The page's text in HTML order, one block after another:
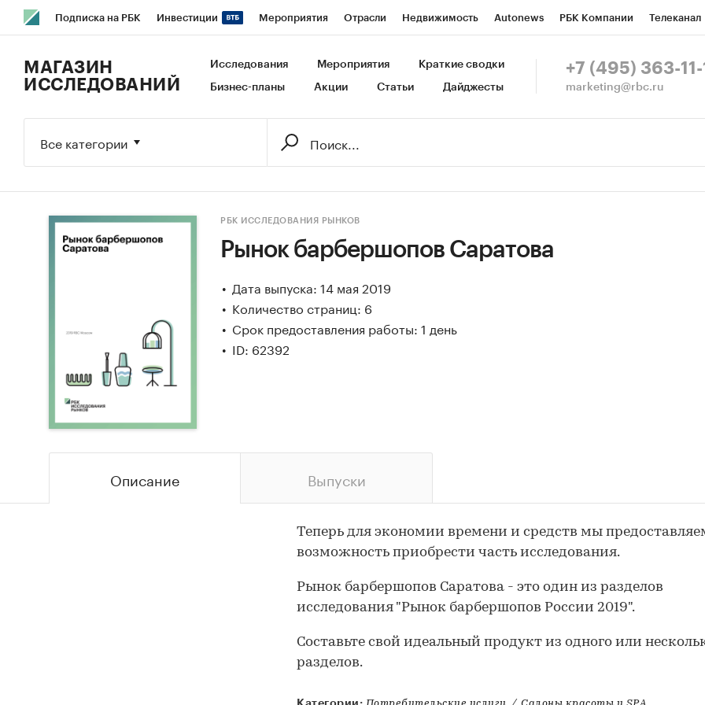
Подписка на РБК Инвестиции Мероприятия Отрасли Недвижимость Autonews РБК Компании Телеканал
Исследования Кредитные рейтинги Франшизы Газета Спецпроекты СПб Конференции СПб Спецпроекты
МАГАЗИН
ИССЛЕДОВАНИЙ
Исследования Мероприятия Краткие сводки
Бизнес-планы Акции Статьи Дайджесты
+7 (495) 363-11-
marketing@rbc.ru
Все категории
РБК ИССЛЕДОВАНИЯ РЫНКОВ
Рынок барбершопов Саратова
Дата выпуска: 14 мая 2019
Количество страниц: 6
Срок предоставления работы: 1 день
ID: 62392
Описание Выпуски
Теперь для экономии времени и средств мы
возможность приобрести часть исследования.
Рынок барбершопов Саратова - это один из разделов
исследования "Рынок барбершопов России 2019".
Составьте свой идеальный продукт из одного или
разделов.
Категории: